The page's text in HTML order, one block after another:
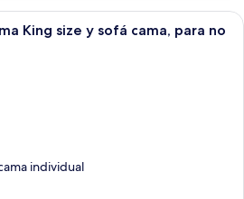
Una sala moderna con sofá, mesa de
King size y sofá cama, para no
individual